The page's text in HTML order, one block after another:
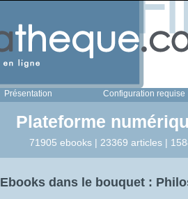
Présentation Configuration requise
Plateforme
71905 ebooks | 23369 articles |
Ebooks dans le bouquet :